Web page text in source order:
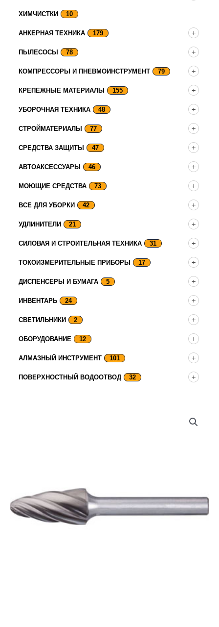
ХИМЧИСТКИ 10
АНКЕРНАЯ ТЕХНИКА 179
ПЫЛЕСОСЫ 78
КОМПРЕССОРЫ И ПНЕВМОИНСТРУМЕНТ 79
КРЕПЕЖНЫЕ МАТЕРИАЛЫ 155
УБОРОЧНАЯ ТЕХНИКА 48
СТРОЙМАТЕРИАЛЫ 77
СРЕДСТВА ЗАЩИТЫ 47
АВТОАКСЕССУАРЫ 46
МОЮЩИЕ СРЕДСТВА 73
ВСЕ ДЛЯ УБОРКИ 42
УДЛИНИТЕЛИ 21
СИЛОВАЯ И СТРОИТЕЛЬНАЯ ТЕХНИКА 31
ТОКОИЗМЕРИТЕЛЬНЫЕ ПРИБОРЫ 17
ДИСПЕНСЕРЫ И БУМАГА 5
ИНВЕНТАРЬ 24
СВЕТИЛЬНИКИ 2
ОБОРУДОВАНИЕ 12
АЛМАЗНЫЙ ИНСТРУМЕНТ 101
ПОВЕРХНОСТНЫЙ ВОДООТВОД 32